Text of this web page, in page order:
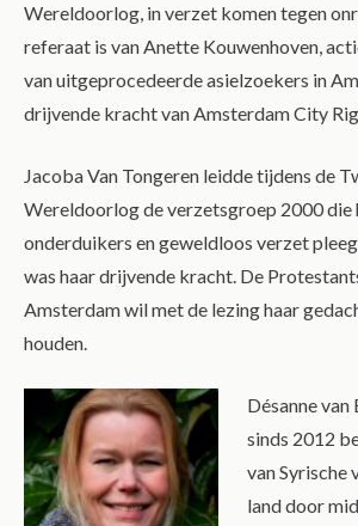
Wereldoorlog, in verzet komen tegen
referaat is van Anette Kouwenhoven,
van uitgeprocedeerde asielzoekers in
drijvende kracht van Amsterdam City
Jacoba Van Tongeren leidde tijdens de
Wereldoorlog de verzetsgroep 2000 die
onderduikers en geweldloos verzet
was haar drijvende kracht. De
Amsterdam wil met de lezing haar
houden.
Désanne
sinds 2012
van Syrische
land door